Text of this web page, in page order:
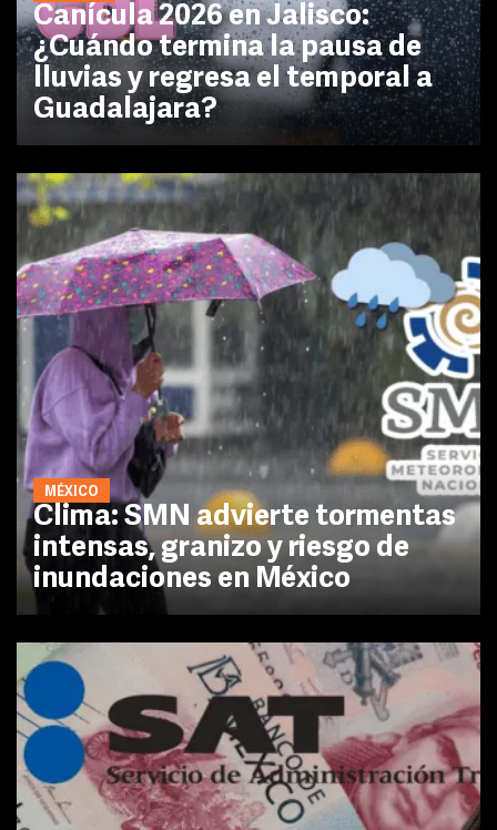
Canícula 2026 en Jalisco:
¿Cuándo termina la pausa de
lluvias y regresa el temporal a
Guadalajara?
MÉXICO
Clima: SMN advierte tormentas
intensas, granizo y riesgo de
inundaciones en México